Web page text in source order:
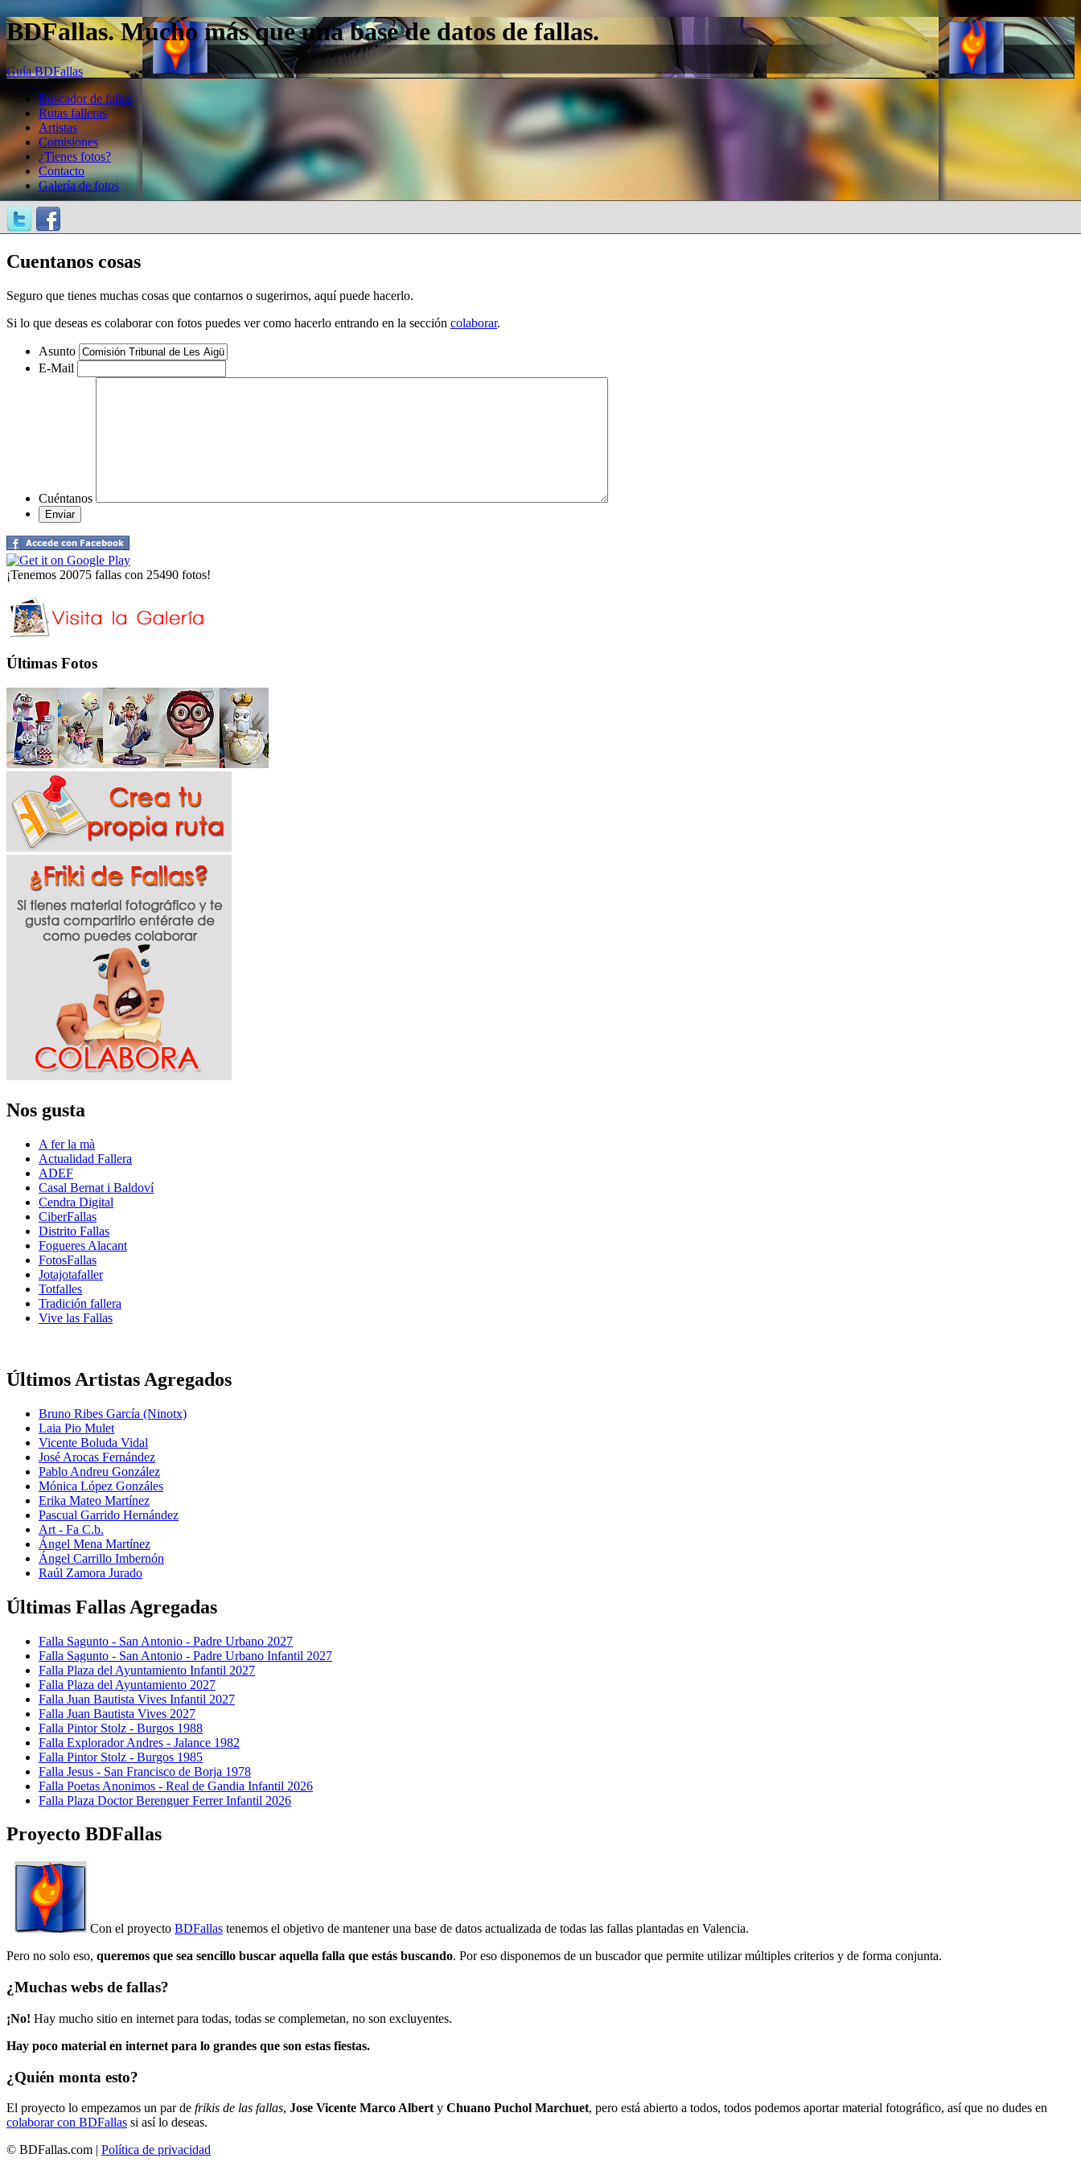
BDFallas. Mucho más que una base de datos de fallas.
Guía BDFallas
Buscador de fallas
Rutas falleras
Artistas
Comisiones
¿Tienes fotos?
Contacto
Galería de fotos
Cuentanos cosas
Seguro que tienes muchas cosas que contarnos o sugerirnos, aquí puede hacerlo.
Si lo que deseas es colaborar con fotos puedes ver como hacerlo entrando en la sección colaborar.
Asunto
E-Mail
Cuéntanos
¡Tenemos 20075 fallas con 25490 fotos!
Últimas Fotos
Nos gusta
A fer la mà
Actualidad Fallera
ADEF
Casal Bernat i Baldoví
Cendra Digital
CiberFallas
Distrito Fallas
Fogueres Alacant
FotosFallas
Jotajotafaller
Totfalles
Tradición fallera
Vive las Fallas
Últimos Artistas Agregados
Bruno Ribes García (Ninotx)
Laia Pio Mulet
Vicente Boluda Vidal
José Arocas Fernández
Pablo Andreu González
Mónica López Gonzáles
Erika Mateo Martínez
Pascual Garrido Hernández
Art - Fa C.b.
Ángel Mena Martínez
Ángel Carrillo Imbernón
Raúl Zamora Jurado
Últimas Fallas Agregadas
Falla Sagunto - San Antonio - Padre Urbano 2027
Falla Sagunto - San Antonio - Padre Urbano Infantil 2027
Falla Plaza del Ayuntamiento Infantil 2027
Falla Plaza del Ayuntamiento 2027
Falla Juan Bautista Vives Infantil 2027
Falla Juan Bautista Vives 2027
Falla Pintor Stolz - Burgos 1988
Falla Explorador Andres - Jalance 1982
Falla Pintor Stolz - Burgos 1985
Falla Jesus - San Francisco de Borja 1978
Falla Poetas Anonimos - Real de Gandia Infantil 2026
Falla Plaza Doctor Berenguer Ferrer Infantil 2026
Proyecto BDFallas
Con el proyecto BDFallas tenemos el objetivo de mantener una base de datos actualizada de todas las fallas plantadas en Valencia.
Pero no solo eso, queremos que sea sencillo buscar aquella falla que estás buscando. Por eso disponemos de un buscador que permite utilizar múltiples criterios y de forma conjunta.
¿Muchas webs de fallas?
¡No! Hay mucho sitio en internet para todas, todas se complemetan, no son excluyentes.
Hay poco material en internet para lo grandes que son estas fiestas.
¿Quién monta esto?
El proyecto lo empezamos un par de frikis de las fallas, Jose Vicente Marco Albert y Chuano Puchol Marchuet, pero está abierto a todos, todos podemos aportar material fotográfico, así que no dudes en
colaborar con BDFallas si así lo deseas.
© BDFallas.com | Política de privacidad